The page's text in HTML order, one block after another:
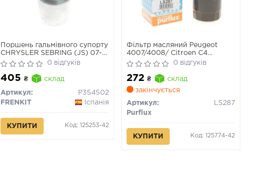
Поршень гальмівного супорту
CHRYSLER SEBRING (JS) 07-
10,SEBRING кабрио (JS) 07-
10,CITROEN C4 AIRCROSS 12-
н.в
0 відгуків
405 ₴ склад
Артикул:
P354502
FRENKIT
Іспанія
КУПИТИ Код: 125253-42
Фільтр масляний Peugeot
4007/4008/ Citroen C4
Aircross
0 відгуків
272 ₴
склад
закінчується
Артикул:
LS287
Purflux
КУПИТИ Код: 125774-42